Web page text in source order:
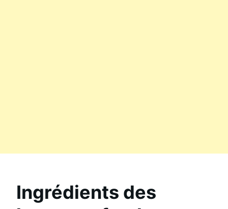
Ingrédients des